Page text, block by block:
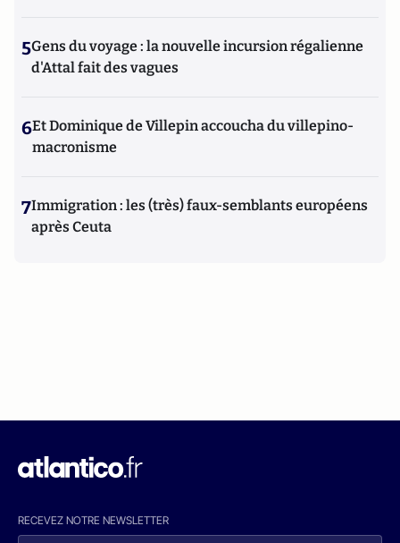
5Gens du voyage : la nouvelle incursion régalienne
d'Attal fait des vagues
6Et Dominique de Villepin accoucha du villepino-
macronisme
7Immigration : les (très) faux-semblants européens
après Ceuta
RECEVEZ NOTRE NEWSLETTER